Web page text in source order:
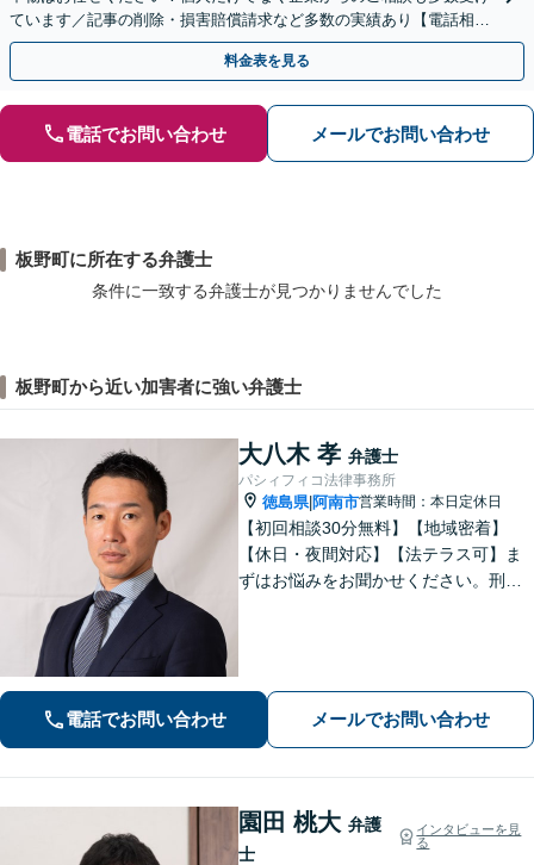
ています／記事の削除・損害賠償請求など多数の実績あり【電話相談
可】【初回相談無料】【夜間休日面談可】
料金表を見る
電話でお問い合わせ メールでお問い合わせ
板野町に所在する弁護士
条件に一致する弁護士が見つかりませんでした
板野町から近い加害者に強い弁護士
大八木 孝 弁護士
パシィフィコ法律事務所
徳島県|阿南市営業時間：本日定休日
【初回相談30分無料】【地域密着】
【休日・夜間対応】【法テラス可】ま
ずはお悩みをお聞かせください。刑事
電話でお問い合わせ メールでお問い合わせ
園田 桃大 弁護
士
インタビューを見
る